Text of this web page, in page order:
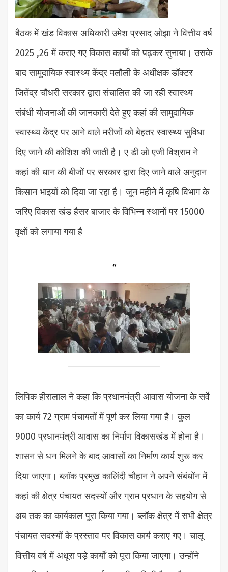
बैठक में खंड विकास अधिकारी उमेश प्रसाद ओझा ने वित्तीय वर्ष
2025 ,26 में कराए गए विकास कार्यों को पढ़कर सुनाया। उसके
बाद सामुदायिक स्वास्थ्य केंद्र मलौली के अधीक्षक डॉक्टर
जितेंद्र चौधरी सरकार द्वारा संचालित की जा रही स्वास्थ्य
संबंधी योजनाओं की जानकारी देते हुए कहां की सामुदायिक
स्वास्थ्य केंद्र पर आने वाले मरीजों को बेहतर स्वास्थ्य सुविधा
दिए जाने की कोशिश की जाती है। ए डी ओ एजी विश्राम ने
कहां की धान की बीजों पर सरकार द्वारा दिए जाने वाले अनुदान
किसान भाइयों को दिया जा रहा है। जून महीने में कृषि विभाग के
जरिए विकास खंड हैसर बाजार के विभिन्न स्थानों पर 15000
वृक्षों को लगाया गया है
लिपिक हीरालाल ने कहा कि प्रधानमंत्री आवास योजना के सर्वे
का कार्य 72 ग्राम पंचायतों में पूर्ण कर लिया गया है। कुल
9000 प्रधानमंत्री आवास का निर्माण विकासखंड में होना है।
शासन से धन मिलने के बाद आवासों का निर्माण कार्य शुरू कर
दिया जाएगा। ब्लॉक प्रमुख कालिंदी चौहान ने अपने संबंधोंन में
कहां की क्षेत्र पंचायत सदस्यों और ग्राम प्रधान के सहयोग से
अब तक का कार्यकाल पूरा किया गया। ब्लॉक क्षेत्र में सभी क्षेत्र
पंचायत सदस्यों के प्रस्ताव पर विकास कार्य कराए गए। चालू
वित्तीय वर्ष में अधूरा पड़े कार्यों को पूरा किया जाएगा। उन्होंने